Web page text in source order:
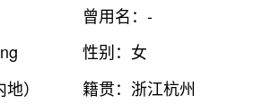
曾用名：-
性别：女
）
籍贯：浙江杭州